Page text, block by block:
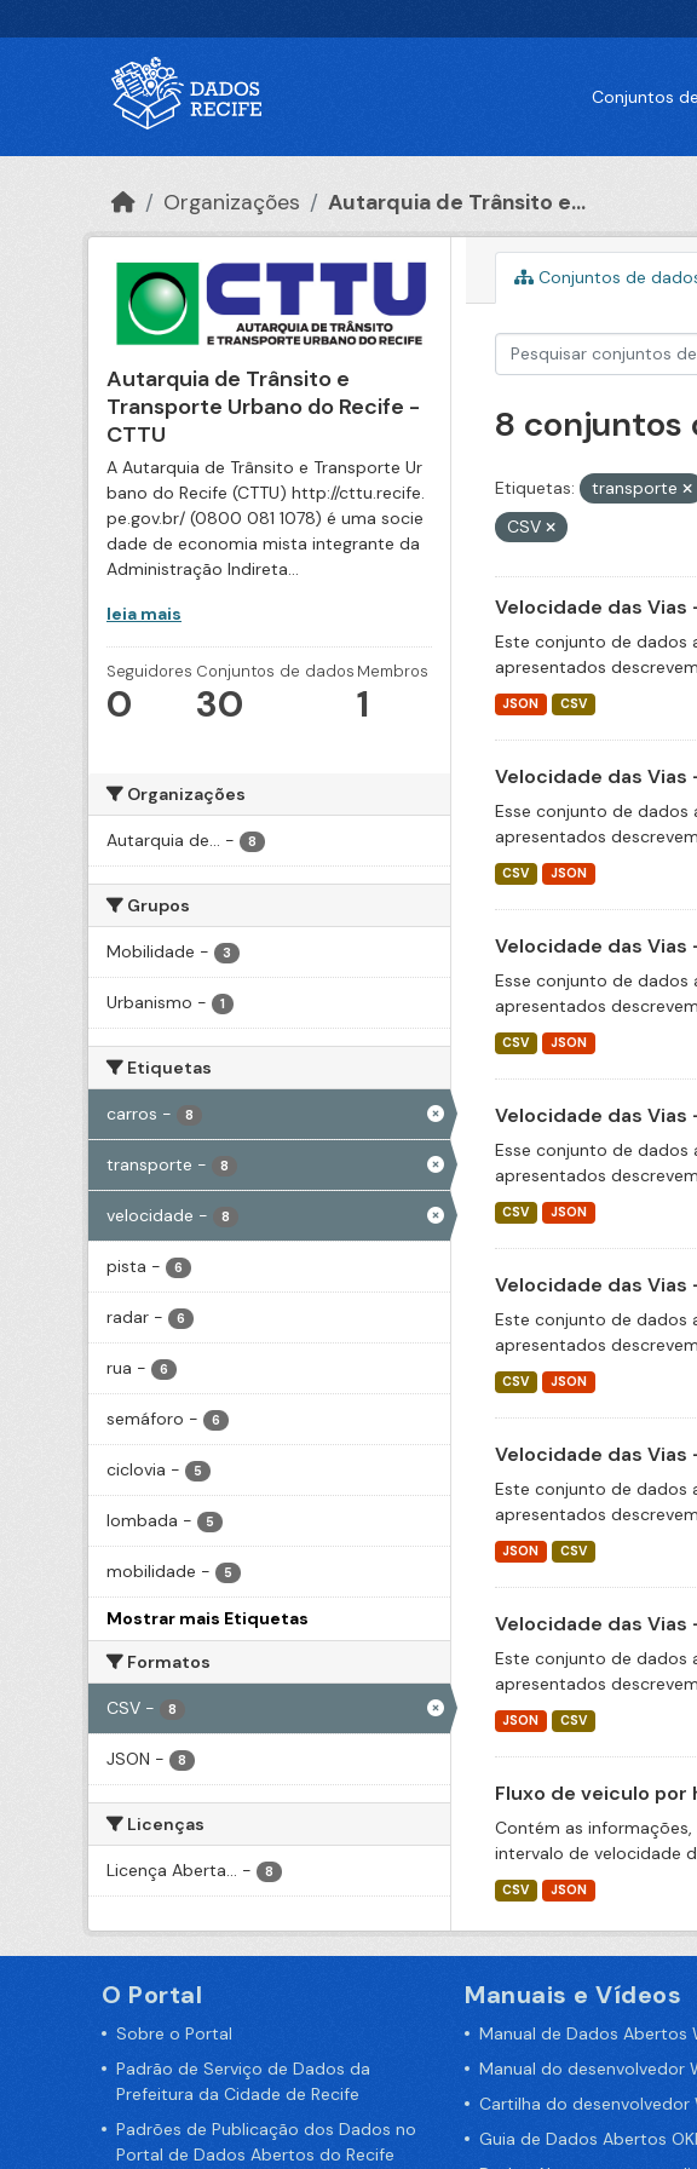
Conjuntos
Organizações Autarquia de Trânsito e...
Autarquia de Trânsito e
Transporte Urbano do Recife -
CTTU
A Autarquia de Trânsito e Transporte Ur
bano do Recife (CTTU) http://cttu.recife.
pe.gov.br/ (0800 081 1078) é uma socie
dade de economia mista integrante da
Administração Indireta...
leia mais
Seguidores
0
Conjuntos de dados
30
Membros
1
Organizações
Autarquia de... - 8
Grupos
Mobilidade - 3
Urbanismo - 1
Etiquetas
carros - 8
transporte - 8
velocidade - 8
pista - 6
radar - 6
rua - 6
semáforo - 6
ciclovia - 5
lombada - 5
mobilidade - 5
Mostrar mais Etiquetas
Formatos
CSV - 8
JSON - 8
Licenças
Licença Aberta... - 8
Conjuntos de
8 conjuntos
Etiquetas: transporte
CSV
Velocidade das
Este conjunto de dados
apresentados
JSON CSV
Velocidade das
Esse conjunto de dados
apresentados
CSV JSON
Velocidade das
Esse conjunto de dados
apresentados
CSV JSON
Velocidade das
Esse conjunto de dados
apresentados
CSV JSON
Velocidade das
Este conjunto de dados
apresentados
CSV JSON
Velocidade das
Este conjunto de dados
apresentados
JSON CSV
Velocidade das
Este conjunto de dados
apresentados
JSON CSV
Fluxo de veiculo por
Contém as
intervalo de velocidade
CSV JSON
O Portal
Sobre o Portal
Padrão de Serviço de Dados da
Prefeitura da Cidade de Recife
Padrões de Publicação dos Dados no
Portal de Dados Abertos do Recife
Manuais e Vídeos
Manual de Dados Abertos
Manual do desenvolvedor
Cartilha do desenvolvedor
Guia de Dados Abertos